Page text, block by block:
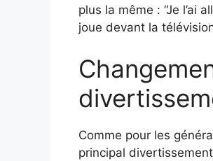
plus la même : “Je l’ai
joue devant la
Comme pour les
principal